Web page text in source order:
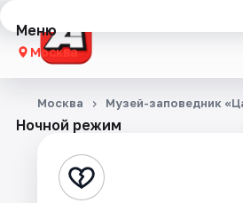
Меню
Москва
Концерты
Стендап
Ночной режим
Москва Музей-заповедник